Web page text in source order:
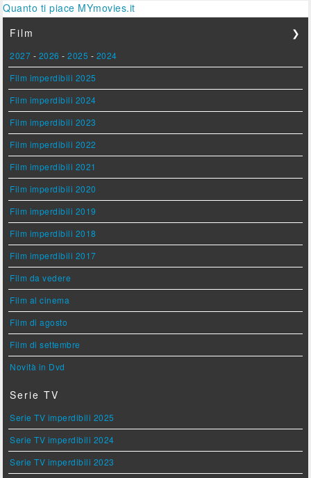
Quanto ti piace MYmovies.it
Film
❯
2027 - 2026 -2025 - 2024
Film imperdibili 2025
Film imperdibili 2024
Film imperdibili 2023
Film imperdibili 2022
Film imperdibili 2021
Film imperdibili 2020
Film imperdibili 2019
Film imperdibili 2018
Film imperdibili 2017
Film da vedere
Film al cinema
Film di agosto
Film di settembre
Novità in Dvd
Serie TV
Serie TV imperdibili 2025
Serie TV imperdibili 2024
Serie TV imperdibili 2023